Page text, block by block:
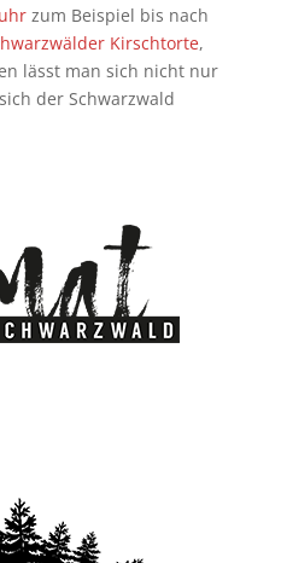
zum Beispiel bis nach
Kirschtorte,
lässt man sich nicht nur
der Schwarzwald